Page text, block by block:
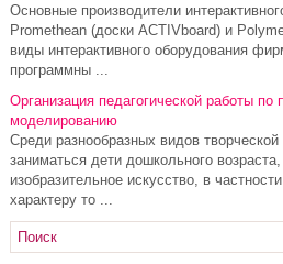
Основные производители
Promethean (доски ACTIVboard) и
виды интерактивного оборудования
программны ...
Организация педагогической работы по
моделированию
Среди разнообразных видов
заниматься дети дошкольного
изобразительное искусство, в
характеру то ...